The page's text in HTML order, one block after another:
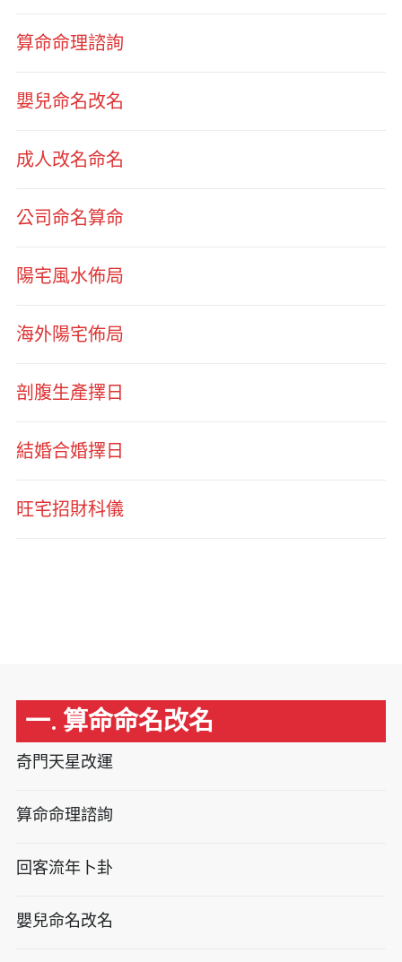
算命命理諮詢
嬰兒命名改名
成人改名命名
公司命名算命
陽宅風水佈局
海外陽宅佈局
剖腹生產擇日
結婚合婚擇日
旺宅招財科儀
一. 算命命名改名
奇門天星改運
算命命理諮詢
回客流年卜卦
嬰兒命名改名